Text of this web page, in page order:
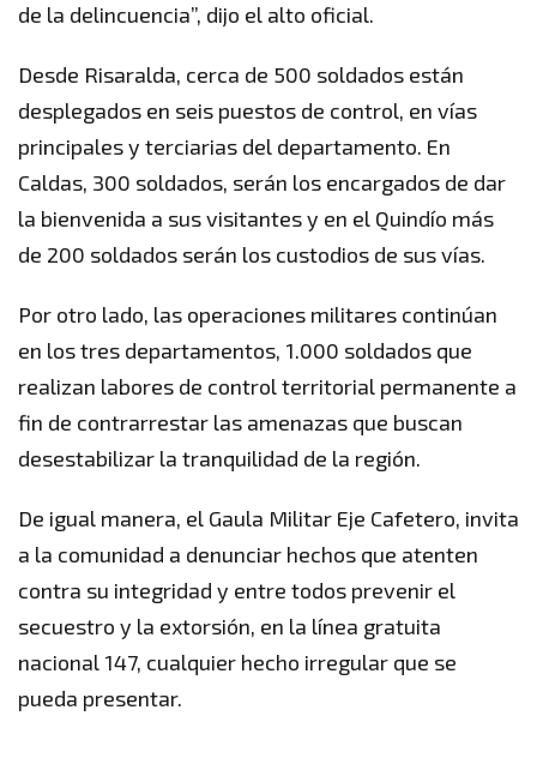
de la delincuencia”, dijo el alto oficial.
Desde Risaralda, cerca de 500 soldados están
desplegados en seis puestos de control, en vías
principales y terciarias del departamento. En
Caldas, 300 soldados, serán los encargados de dar
la bienvenida a sus visitantes y en el Quindío más
de 200 soldados serán los custodios de sus vías.
Por otro lado, las operaciones militares continúan
en los tres departamentos, 1.000 soldados que
realizan labores de control territorial permanente a
fin de contrarrestar las amenazas que buscan
desestabilizar la tranquilidad de la región.
De igual manera, el Gaula Militar Eje Cafetero, invita
a la comunidad a denunciar hechos que atenten
contra su integridad y entre todos prevenir el
secuestro y la extorsión, en la línea gratuita
nacional 147, cualquier hecho irregular que se
pueda presentar.